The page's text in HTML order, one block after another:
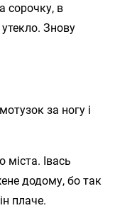
сорочку, в
Знову
за ногу і
Івась
додому, бо так
плаче.